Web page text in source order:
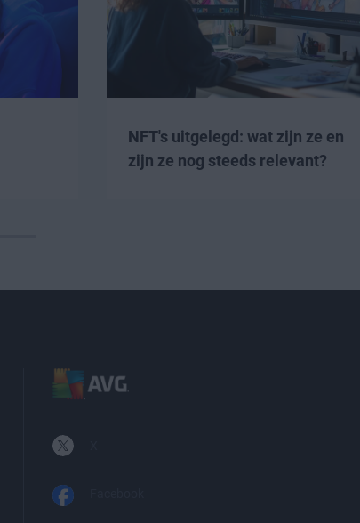
NFT's uitgelegd: wat zijn ze en
zijn ze nog steeds relevant?